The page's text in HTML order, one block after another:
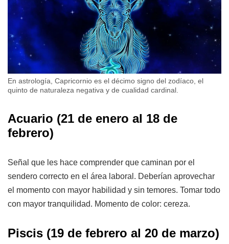
En astrología, Capricornio es el décimo signo del zodíaco, el
quinto de naturaleza negativa y de cualidad cardinal.
Acuario (21 de enero al 18 de
febrero)
Señal que les hace comprender que caminan por el
sendero correcto en el área laboral. Deberían aprovechar
el momento con mayor habilidad y sin temores. Tomar todo
con mayor tranquilidad. Momento de color: cereza.
Piscis (19 de febrero al 20 de marzo)